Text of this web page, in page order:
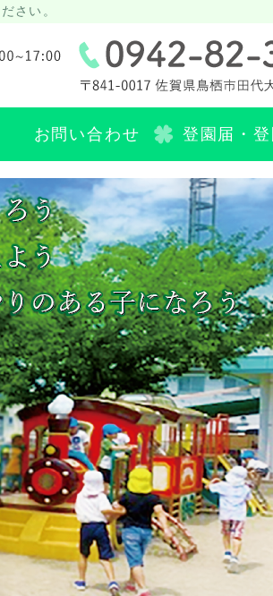
代大官町 社会福祉法
さい。
お問い合わせ 登園届・